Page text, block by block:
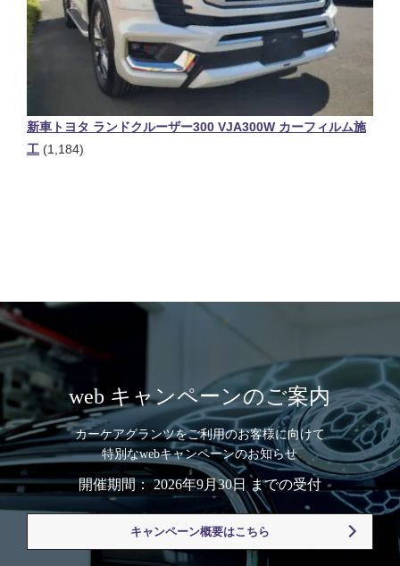
新車トヨタ ランドクルーザー300 VJA300W カーフィルム施
工 (1,184)
web キャンペーンのご案内
カーケアグランツをご利用のお客様に向けて
特別なwebキャンペーンのお知らせ
開催期間： 2026年9月30日 までの受付
キャンペーン概要はこちら